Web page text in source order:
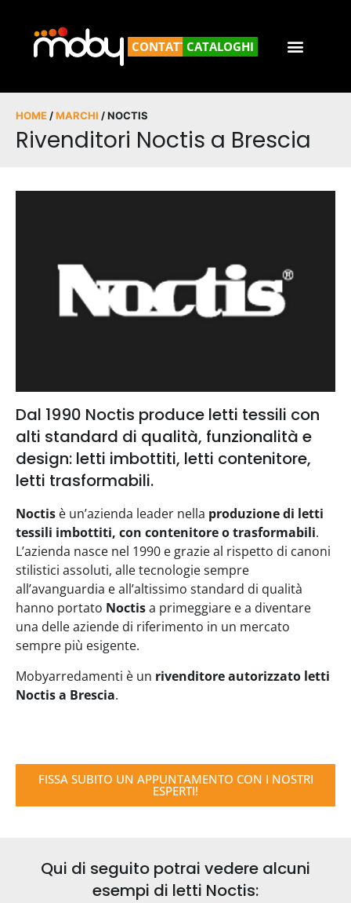
CONTATTACICATALOGHI
HOME /MARCHI / NOCTIS
Rivenditori Noctis a Brescia
Dal 1990 Noctis produce letti tessili con
alti standard di qualità, funzionalità e
design: letti imbottiti, letti contenitore,
letti trasformabili.
Noctis è un’azienda leader nella produzione di letti
tessili imbottiti, con contenitore o trasformabili.
L’azienda nasce nel 1990 e grazie al rispetto di canoni
stilistici assoluti, alle tecnologie sempre
all’avanguardia e all’altissimo standard di qualità
hanno portato Noctisa primeggiare e a diventare
una delle aziende di riferimento in un mercato
sempre più esigente.
Mobyarredamenti è un rivenditore autorizzato letti
Noctis a Brescia.
FISSA SUBITO UN APPUNTAMENTO CON I NOSTRI
ESPERTI!
Qui di seguito potrai vedere alcuni
esempi di letti Noctis: